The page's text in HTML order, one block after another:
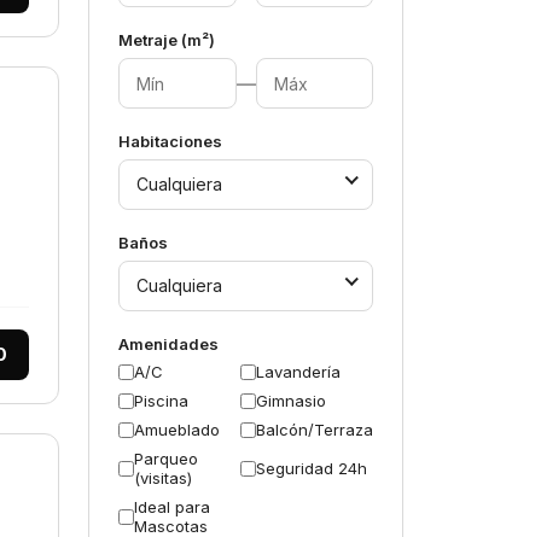
Metraje (m²)
—
Habitaciones
Cualquiera
Baños
Cualquiera
Amenidades
A/C
Lavandería
Piscina
Gimnasio
Amueblado
Balcón/Terraza
Parqueo
(visitas)
Seguridad 24h
Ideal para
Mascotas